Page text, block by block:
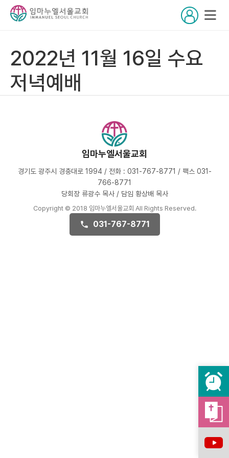
2022년 11월 16일 수요
저녁예배
임마누엘서울교회
경기도 광주시 경충대로 1994 / 전화 : 031-767-8771 / 팩스 031-
766-8771
당회장 류광수 목사 / 담임 황상배 목사
Copyright © 2018 임마누엘서울교회 All Rights Reserved.
031-767-8771